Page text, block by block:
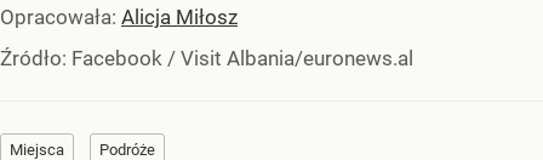
Opracowała: Alicja Miłosz
Źródło: Facebook / Visit Albania/euronews.al
Miejsca Podróże